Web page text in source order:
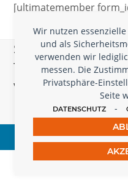
Wir nutzen
und als
verwenden wir
messen. Die
Privatsphäre-
Seite
DATENSCHUTZ -
[ultimatemember
Schreiben Sie uns,
Tagungen, Jobs
veröffentlichen
© 2026 -
ImpressumDatenschutz